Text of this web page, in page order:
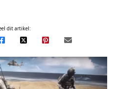
dit artikel: